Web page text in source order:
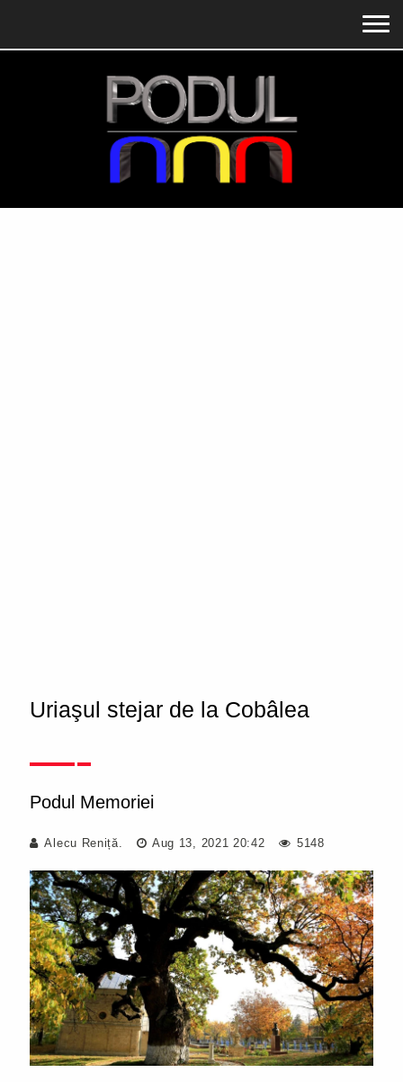
Uriaşul stejar de la Cobâlea
Podul Memoriei
Alecu Reniță. Aug 13, 2021 20:42 5148